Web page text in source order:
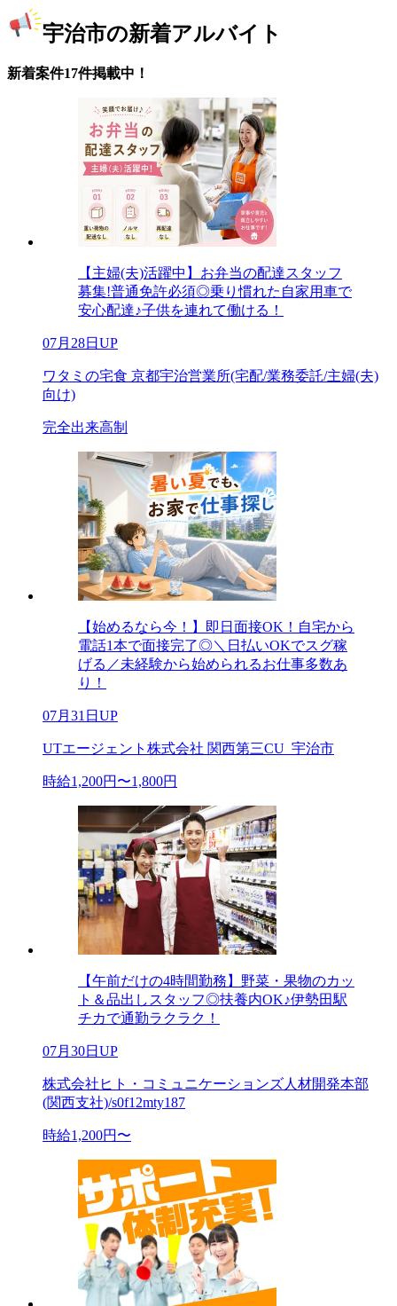
宇治市の新着アルバイト
新着案件17件掲載中！
【主婦(夫)活躍中】お弁当の配達スタッフ
募集!普通免許必須◎乗り慣れた自家用車で
安心配達♪子供を連れて働ける！
07月28日UP
ワタミの宅食 京都宇治営業所(宅配/業務委託/主婦(夫)
向け)
完全出来高制
【始めるなら今！】即日面接OK！自宅から
電話1本で面接完了◎＼日払いOKでスグ稼
げる／未経験から始められるお仕事多数あ
り！
07月31日UP
UTエージェント株式会社 関西第三CU_宇治市
時給1,200円〜1,800円
【午前だけの4時間勤務】野菜・果物のカッ
ト＆品出しスタッフ◎扶養内OK♪伊勢田駅
チカで通勤ラクラク！
07月30日UP
株式会社ヒト・コミュニケーションズ人材開発本部
(関西支社)/s0f12mty187
時給1,200円〜